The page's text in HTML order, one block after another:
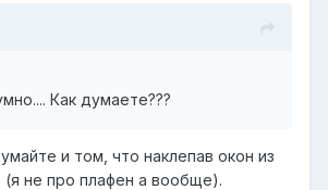
Как думаете???
и том, что наклепав окон из
(я не про плафен а вообще).